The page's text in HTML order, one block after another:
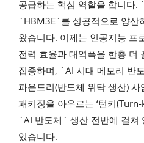
공급하는 핵심 역할을 합니
`HBM3E`를 성공적으로 양산
왔습니다. 이제는 인공지능 프
전력 효율과 대역폭을 한층
집중하며, `AI 시대 메모리 반
파운드리(반도체 위탁 생산)
패키징을 아우르는 ‘턴키
`AI 반도체` 생산 전반에 걸쳐
있습니다.